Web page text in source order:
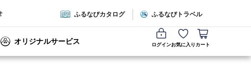
ふるなびカタログ ふるなびトラベル
オリジナルサービス ログインお気に入り カート